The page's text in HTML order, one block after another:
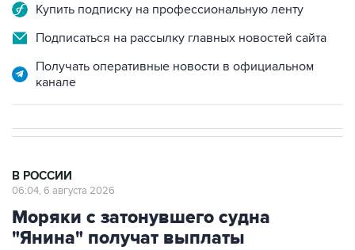
Купить подписку на профессиональную ленту
Подписаться на рассылку главных новостей сайта
Получать оперативные новости в официальном
канале
В РОССИИ
06:04, 6 августа 2026
Моряки с затонувшего судна
"Янина" получат выплаты